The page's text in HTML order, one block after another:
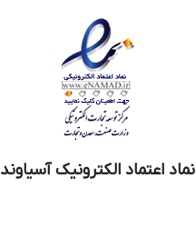
نماد اعتماد الکترونیک آسیاوند